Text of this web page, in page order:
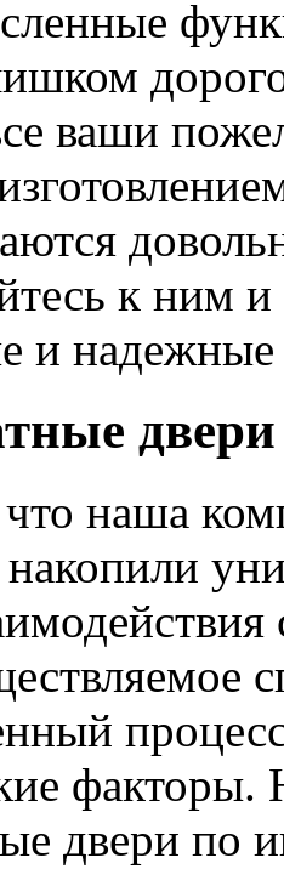
ваши
к ним
и
двери
наша
двери по